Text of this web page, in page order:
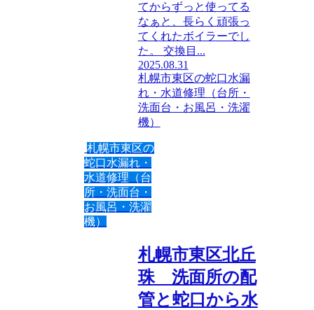
てからずっと使ってる
なぁと、長らく頑張っ
てくれたボイラーでし
た。 交換目...
2025.08.31
札幌市東区の蛇口水漏
れ・水道修理（台所・
洗面台・お風呂・洗濯
機）
札幌市東区の
蛇口水漏れ・
水道修理（台
所・洗面台・
お風呂・洗濯
機）
札幌市東区北丘
珠 洗面所の配
管と蛇口から水